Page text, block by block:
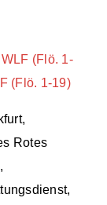
WLF (Flö. 1-
(Flö. 1-19)
Rotes